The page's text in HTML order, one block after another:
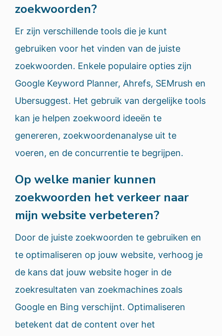
zoekwoorden?
Er zijn verschillende tools die je kunt
gebruiken voor het vinden van de juiste
zoekwoorden. Enkele populaire opties zijn
Google Keyword Planner, Ahrefs, SEMrush en
Ubersuggest. Het gebruik van dergelijke tools
kan je helpen zoekwoord ideeën te
genereren, zoekwoordenanalyse uit te
voeren, en de concurrentie te begrijpen.
Op welke manier kunnen
zoekwoorden het verkeer naar
mijn website verbeteren?
Door de juiste zoekwoorden te gebruiken en
te optimaliseren op jouw website, verhoog je
de kans dat jouw website hoger in de
zoekresultaten van zoekmachines zoals
Google en Bing verschijnt. Optimaliseren
betekent dat de content over het